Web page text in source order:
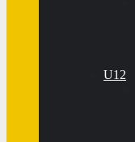
U12